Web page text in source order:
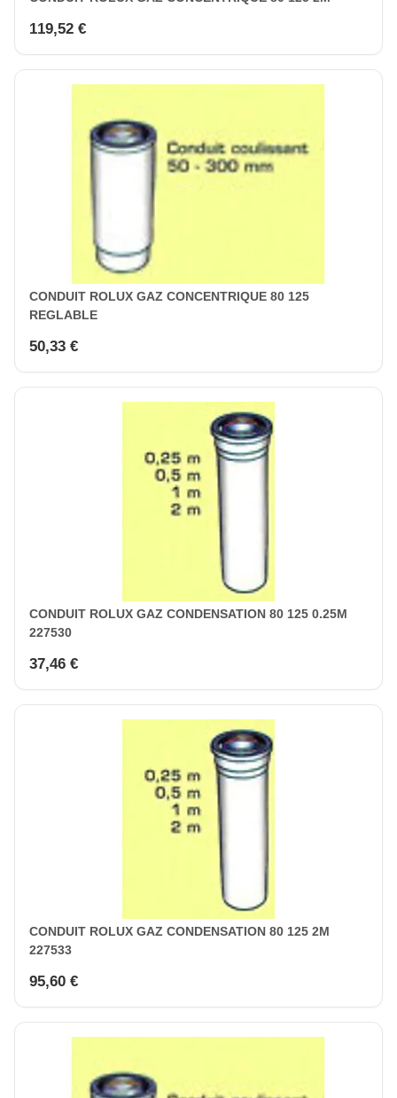
119,52 €
CONDUIT ROLUX GAZ CONCENTRIQUE 80 125
REGLABLE
50,33 €
CONDUIT ROLUX GAZ CONDENSATION 80 125 0.25M
227530
37,46 €
CONDUIT ROLUX GAZ CONDENSATION 80 125 2M
227533
95,60 €